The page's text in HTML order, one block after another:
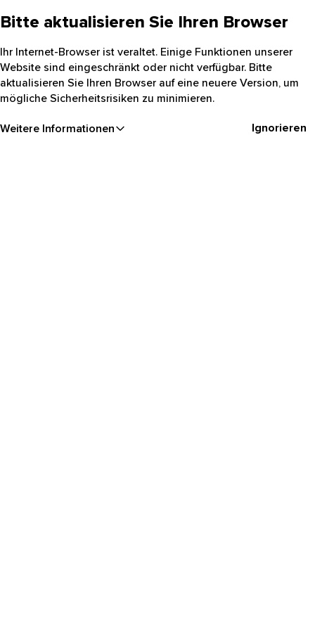
Bitte aktualisieren Sie Ihren Browser
Ihr Internet-Browser ist veraltet. Einige Funktionen unserer
Website sind eingeschränkt oder nicht verfügbar. Bitte
aktualisieren Sie Ihren Browser auf eine neuere Version, um
mögliche Sicherheitsrisiken zu minimieren.
Weitere Informationen Ignorieren